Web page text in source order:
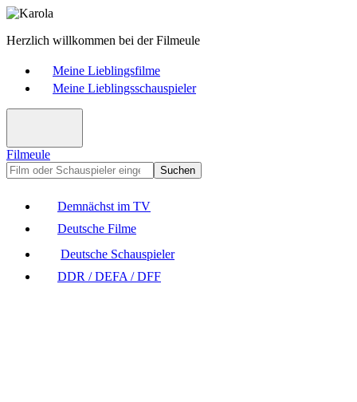
Herzlich willkommen bei der Filmeule
Meine Lieblingsfilme
Meine Lieblingsschauspieler
Filmeule
Suchen
Demnächst im TV
Deutsche Filme
Deutsche Schauspieler
DDR / DEFA / DFF